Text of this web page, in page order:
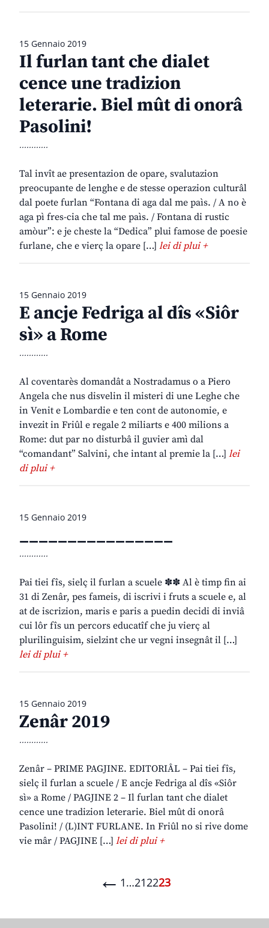
15 Gennaio 2019
Il furlan tant che dialet
cence une tradizion
leterarie. Biel mût di onorâ
Pasolini!
............
Tal invît ae presentazion de opare, svalutazion
preocupante de lenghe e de stesse operazion culturâl
dal poete furlan “Fontana di aga dal me paìs. / A no è
aga pì fres-cia che tal me paìs. / Fontana di rustic
amòur”: e je cheste la “Dedica” plui famose de poesie
furlane, che e vierç la opare […] lei di plui +
15 Gennaio 2019
E ancje Fedriga al dîs «Siôr
sì» a Rome
............
Al coventarès domandât a Nostradamus o a Piero
Angela che nus disvelin il misteri di une Leghe che
in Venit e Lombardie e ten cont de autonomie, e
invezit in Friûl e regale 2 miliarts e 400 milions a
Rome: dut par no disturbâ il guvier amì dal
“comandant” Salvini, che intant al premie la […] lei
di plui +
15 Gennaio 2019
________________
............
Pai tiei fîs, sielç il furlan a scuele ✽✽ Al è timp fin ai
31 di Zenâr, pes fameis, di iscrivi i fruts a scuele e, al
at de iscrizion, maris e paris a puedin decidi di inviâ
cui lôr fîs un percors educatîf che ju vierç al
plurilinguisim, sielzint che ur vegni insegnât il […]
lei di plui +
15 Gennaio 2019
Zenâr 2019
............
Zenâr – PRIME PAGJINE. EDITORIÂL – Pai tiei fîs,
sielç il furlan a scuele / E ancje Fedriga al dîs «Siôr
sì» a Rome / PAGJINE 2 – Il furlan tant che dialet
cence une tradizion leterarie. Biel mût di onorâ
Pasolini! / (L)INT FURLANE. In Friûl no si rive dome
vie mâr / PAGJINE […] lei di plui +
← 1…212223